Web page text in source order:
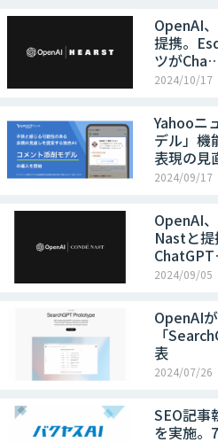
OpenAI
提携。
ツが
2024/10/17
Yahooニ
デル」機
表現の見
2024/09/17
OpenAI
Nastと
2024/09/05
OpenAI
「
表
2024/07/26
SEO記事
を実施。